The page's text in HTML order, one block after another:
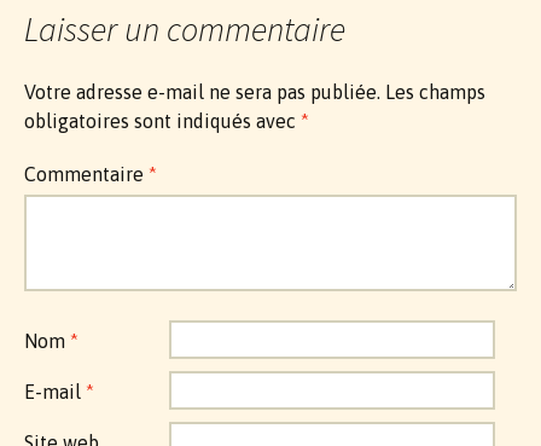
Laisser un commentaire
Votre adresse e-mail ne sera pas publiée. Les champs
obligatoires sont indiqués avec *
Commentaire *
Nom *
E-mail *